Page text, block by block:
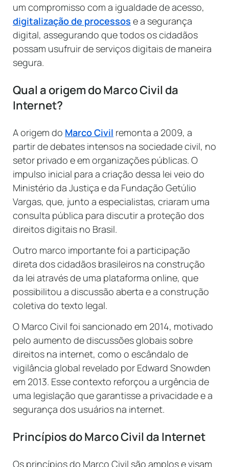
um compromisso com a igualdade de acesso,
digitalização de processos e a segurança
digital, assegurando que todos os cidadãos
possam usufruir de serviços digitais de maneira
segura.
Qual a origem do Marco Civil da
Internet?
A origem do Marco Civil remonta a 2009, a
partir de debates intensos na sociedade civil, no
setor privado e em organizações públicas. O
impulso inicial para a criação dessa lei veio do
Ministério da Justiça e da Fundação Getúlio
Vargas, que, junto a especialistas, criaram uma
consulta pública para discutir a proteção dos
direitos digitais no Brasil.
Outro marco importante foi a participação
direta dos cidadãos brasileiros na construção
da lei através de uma plataforma online, que
possibilitou a discussão aberta e a construção
coletiva do texto legal.
O Marco Civil foi sancionado em 2014, motivado
pelo aumento de discussões globais sobre
direitos na internet, como o escândalo de
vigilância global revelado por Edward Snowden
em 2013. Esse contexto reforçou a urgência de
uma legislação que garantisse a privacidade e a
segurança dos usuários na internet.
Princípios do Marco Civil da Internet
Os princípios do Marco Civil são amplos e visam